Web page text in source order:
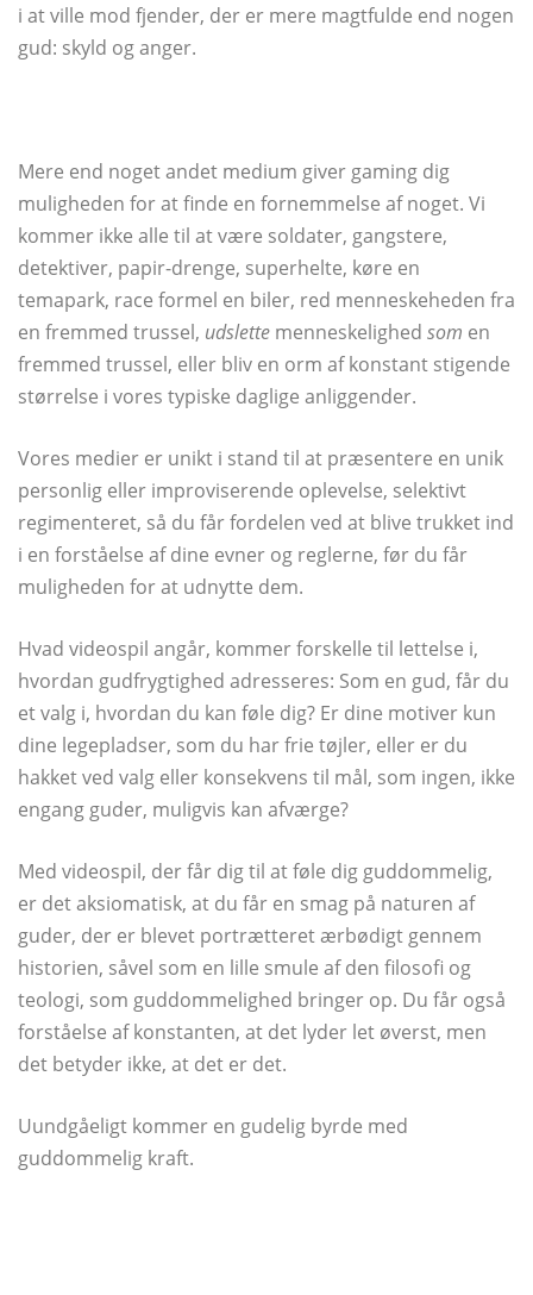
i at ville mod fjender, der er mere magtfulde end nogen
gud: skyld og anger.
Mere end noget andet medium giver gaming dig
muligheden for at finde en fornemmelse af noget. Vi
kommer ikke alle til at være soldater, gangstere,
detektiver, papir-drenge, superhelte, køre en
temapark, race formel en biler, red menneskeheden fra
en fremmed trussel, udslette menneskelighed som en
fremmed trussel, eller bliv en orm af konstant stigende
størrelse i vores typiske daglige anliggender.
Vores medier er unikt i stand til at præsentere en unik
personlig eller improviserende oplevelse, selektivt
regimenteret, så du får fordelen ved at blive trukket ind
i en forståelse af dine evner og reglerne, før du får
muligheden for at udnytte dem.
Hvad videospil angår, kommer forskelle til lettelse i,
hvordan gudfrygtighed adresseres: Som en gud, får du
et valg i, hvordan du kan føle dig? Er dine motiver kun
dine legepladser, som du har frie tøjler, eller er du
hakket ved valg eller konsekvens til mål, som ingen, ikke
engang guder, muligvis kan afværge?
Med videospil, der får dig til at føle dig guddommelig,
er det aksiomatisk, at du får en smag på naturen af ​​
guder, der er blevet portrætteret ærbødigt gennem
historien, såvel som en lille smule af den filosofi og
teologi, som guddommelighed bringer op. Du får også
forståelse af konstanten, at det lyder let øverst, men
det betyder ikke, at det er det.
Uundgåeligt kommer en gudelig byrde med
guddommelig kraft.